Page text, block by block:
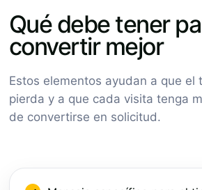
Qué debe tener
convertir mejor
Estos elementos ayudan a que el
pierda y a que cada visita tenga
de convertirse en solicitud.